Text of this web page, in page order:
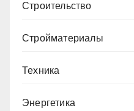
Строительство
Стройматериалы
Техника
Энергетика